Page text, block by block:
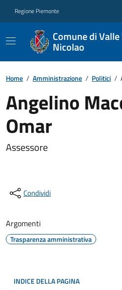
Regione Piemonte
Comune di Valle
Nicolao
Home / Amministrazione / Politici /
Angelino
Omar
Assessore
Condividi
Argomenti
Trasparenza amministrativa
INDICE DELLA PAGINA